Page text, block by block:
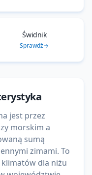
Świdnik
Sprawdź
jest przez
morskim a
sumą
zimami. To
dla niżu